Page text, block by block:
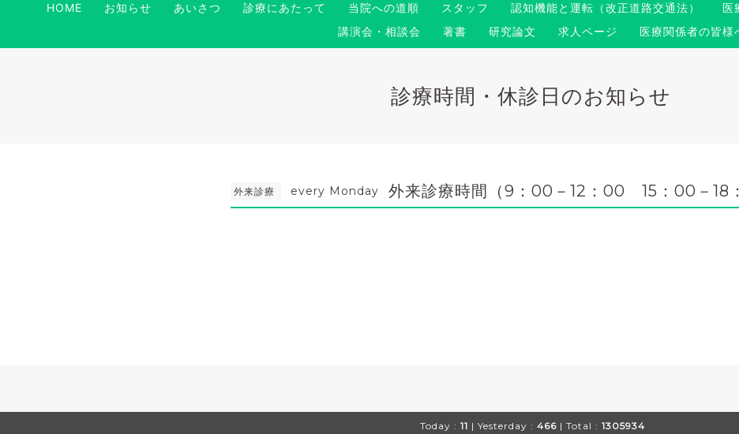
HOME お知らせ あいさつ 診療にあたって 当院への道順 スタッフ 認知機能と運転（改正道路交通法） 医
講演会・相談会
著書 研究論文 求人ページ 医療関係者の皆様
診療時間・休診日のお知らせ
外来診療 every Monday 外来診療時間（9：00－12：00 15：00－18
Today : 11 | Yesterday : 466 | Total : 1305934